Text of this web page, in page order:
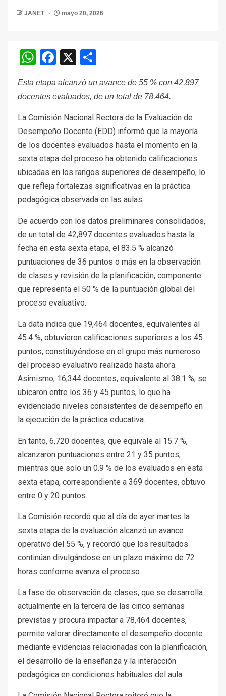
JANET mayo 20, 2026
WhatsApp
Facebook
X
Esta etapa alcanzó un avance de 55 % con 42,897
docentes evaluados, de un total de 78,464.
La Comisión Nacional Rectora de la Evaluación de
Desempeño Docente (EDD) informó que la mayoría
de los docentes evaluados hasta el momento en la
sexta etapa del proceso ha obtenido calificaciones
ubicadas en los rangos superiores de desempeño, lo
que refleja fortalezas significativas en la práctica
pedagógica observada en las aulas.
De acuerdo con los datos preliminares consolidados,
de un total de 42,897 docentes evaluados hasta la
fecha en esta sexta etapa, el 83.5 % alcanzó
puntuaciones de 36 puntos o más en la observación
de clases y revisión de la planificación, componente
que representa el 50 % de la puntuación global del
proceso evaluativo.
La data indica que 19,464 docentes, equivalentes al
45.4 %, obtuvieron calificaciones superiores a los 45
puntos, constituyéndose en el grupo más numeroso
del proceso evaluativo realizado hasta ahora.
Asimismo, 16,344 docentes, equivalente al 38.1 %, se
ubicaron entre los 36 y 45 puntos, lo que ha
evidenciado niveles consistentes de desempeño en
la ejecución de la práctica educativa.
En tanto, 6,720 docentes, que equivale al 15.7 %,
alcanzaron puntuaciones entre 21 y 35 puntos,
mientras que solo un 0.9 % de los evaluados en esta
sexta etapa, correspondiente a 369 docentes, obtuvo
entre 0 y 20 puntos.
La Comisión recordó que al día de ayer martes la
sexta etapa de la evaluación alcanzó un avance
operativo del 55 %, y recordó que los resultados
continúan divulgándose en un plazo máximo de 72
horas conforme avanza el proceso.
La fase de observación de clases, que se desarrolla
actualmente en la tercera de las cinco semanas
previstas y procura impactar a 78,464 docentes,
permite valorar directamente el desempeño docente
mediante evidencias relacionadas con la planificación,
el desarrollo de la enseñanza y la interacción
pedagógica en condiciones habituales del aula.